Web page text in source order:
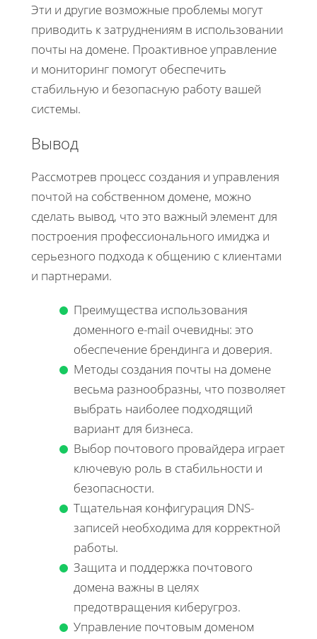
Эти и другие возможные проблемы могут
приводить к затруднениям в использовании
почты на домене. Проактивное управление
и мониторинг помогут обеспечить
стабильную и безопасную работу вашей
системы.
Вывод
Рассмотрев процесс создания и управления
почтой на собственном домене, можно
сделать вывод, что это важный элемент для
построения профессионального имиджа и
серьезного подхода к общению с клиентами
и партнерами.
Преимущества использования
доменного e-mail очевидны: это
обеспечение брендинга и доверия.
Методы создания почты на домене
весьма разнообразны, что позволяет
выбрать наиболее подходящий
вариант для бизнеса.
Выбор почтового провайдера играет
ключевую роль в стабильности и
безопасности.
Тщательная конфигурация DNS-
записей необходима для корректной
работы.
Защита и поддержка почтового
домена важны в целях
предотвращения киберугроз.
Управление почтовым доменом